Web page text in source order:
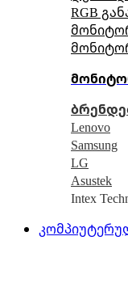
RGB
Lenovo
Samsung
LG
Asustek
Intex